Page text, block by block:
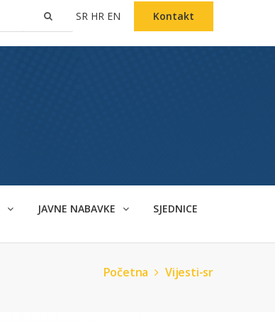
SR HR EN Kontakt
JAVNE NABAVKE SJEDNICE
Početna Vijesti-sr